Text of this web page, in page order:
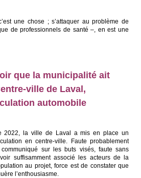
une chose ; s’attaquer au problème de
de professionnels de santé –, en est une
que la municipalité ait
ville de Laval,
automobile
2022, la ville de Laval a mis en place un
en centre-ville. Faute probablement
communiqué sur les buts visés, faute sans
suffisamment associé les acteurs de la
au projet, force est de constater que
l’enthousiasme.